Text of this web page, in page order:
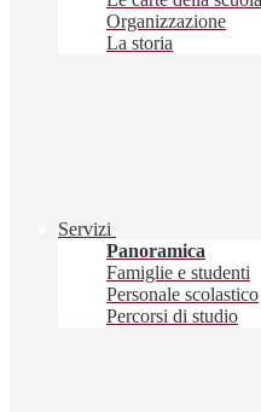
Organizzazione
La storia
Servizi
Panoramica
Famiglie e studenti
Personale scolastico
Percorsi di studio